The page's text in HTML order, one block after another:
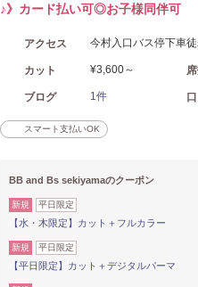
♪》カード払い可◎お子様同伴可
アクセス 今村入口バス停下車
カット ¥3,600～
ブログ 1件
スマート支払いOK
BB and Bs sekiyamaのクーポン
新規 平日限定
【水・木限定】カット＋フルカラー
新規 平日限定
【平日限定】カット＋デジタルパーマ